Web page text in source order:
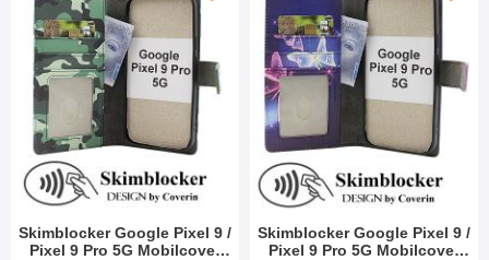
Skimblocker Google Pixel 9 /
Pixel 9 Pro 5G Mobilcover
Skimblocker Google Pixel 9 /
Pixel 9 Pro 5G Mobilcover